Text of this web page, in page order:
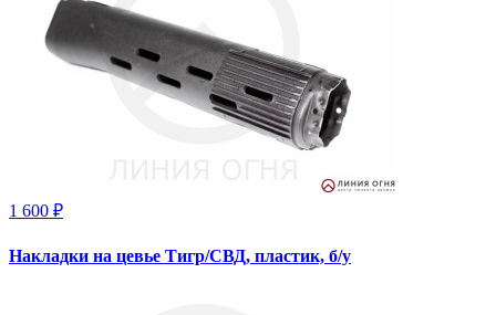
1 600 ₽
Накладки на цевье Тигр/СВД, пластик, б/у